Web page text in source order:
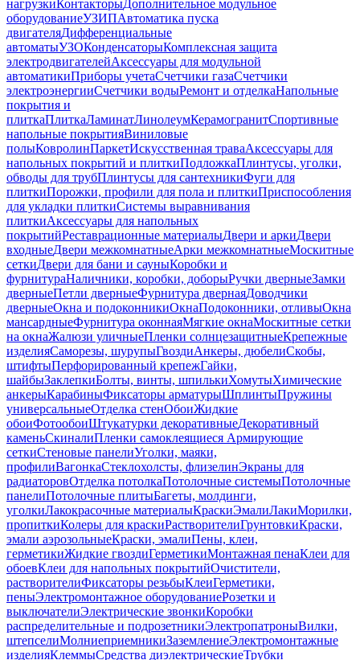
нагрузкиКонтакторыДополнительное модульное
оборудованиеУЗИПАвтоматика пуска
двигателяДифференциальные
автоматыУЗОКонденсаторыКомплексная защита
электродвигателейАксессуары для модульной
автоматикиПриборы учетаСчетчики газаСчетчики
электроэнергииСчетчики водыРемонт и отделкаНапольные
покрытия и
плиткаПлиткаЛаминатЛинолеумКерамогранитСпортивные
напольные покрытияВиниловые
полыКовролинПаркетИскусственная траваАксессуары для
напольных покрытий и плиткиПодложкаПлинтусы, уголки,
обводы для трубПлинтусы для сантехникиФуги для
плиткиПорожки, профили для пола и плиткиПриспособления
для укладки плиткиСистемы выравнивания
плиткиАксессуары для напольных
покрытийРеставрационные материалыДвери и аркиДвери
входныеДвери межкомнатныеАрки межкомнатныеМоскитные
сеткиДвери для бани и сауныКоробки и
фурнитураНаличники, коробки, доборыРучки дверныеЗамки
дверныеПетли дверныеФурнитура двернаяДоводчики
дверныеОкна и подоконникиОкнаПодоконники, отливыОкна
мансардныеФурнитура оконнаяМягкие окнаМоскитные сетки
на окнаЖалюзи уличныеПленки солнцезащитныеКрепежные
изделияСаморезы, шурупыГвоздиАнкеры, дюбелиСкобы,
штифтыПерфорированный крепежГайки,
шайбыЗаклепкиБолты, винты, шпилькиХомутыХимические
анкерыКарабиныФиксаторы арматурыШплинтыПружины
универсальныеОтделка стенОбоиЖидкие
обоиФотообоиШтукатурки декоративныеДекоративный
каменьСкиналиПленки самоклеящиеся Армирующие
сеткиСтеновые панелиУголки, маяки,
профилиВагонкаСтеклохолсты, флизелинЭкраны для
радиаторовОтделка потолкаПотолочные системыПотолочные
панелиПотолочные плитыБагеты, молдинги,
уголкиЛакокрасочные материалыКраскиЭмалиЛакиМорилки,
пропиткиКолеры для краскиРастворителиГрунтовкиКраски,
эмали аэрозольныеКраски, эмалиПены, клеи,
герметикиЖидкие гвоздиГерметикиМонтажная пенаКлеи для
обоевКлеи для напольных покрытийОчистители,
растворителиФиксаторы резьбыКлеиГерметики,
пеныЭлектромонтажное оборудованиеРозетки и
выключателиЭлектрические звонкиКоробки
распределительные и подрозетникиЭлектропатроныВилки,
штепселиМолниеприемникиЗаземлениеЭлектромонтажные
изделияКлеммыСредства диэлектрическиеТрубки